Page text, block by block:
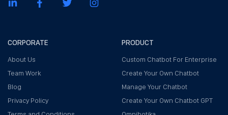
CORPORATE
About Us
Team Work
Blog
Privacy Policy
PRODUCT
Custom Chatbot For Enterprise
Create Your Own Chatbot
Manage Your Chatbot
Create Your Own Chatbot GPT